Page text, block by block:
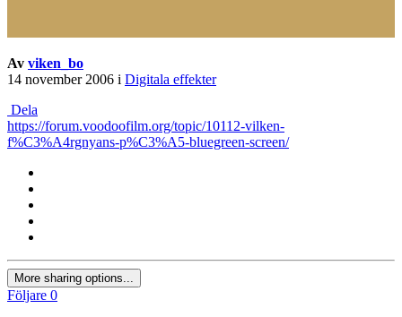
Av viken_bo
14 november 2006 i Digitala effekter
Dela
https://forum.voodoofilm.org/topic/10112-vilken-
f%C3%A4rgnyans-p%C3%A5-bluegreen-screen/
More sharing options...
Följare 0